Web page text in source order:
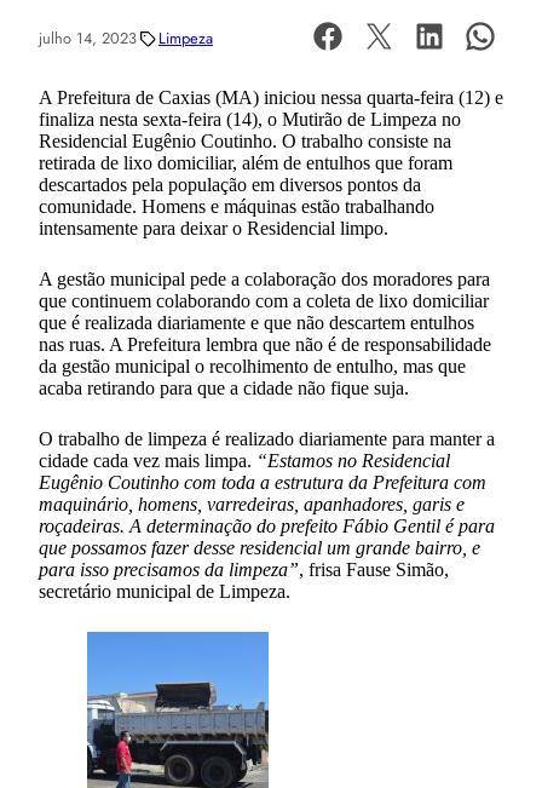
julho 14, 2023 Limpeza
A Prefeitura de Caxias (MA) iniciou nessa quarta-feira (12) e
finaliza nesta sexta-feira (14), o Mutirão de Limpeza no
Residencial Eugênio Coutinho. O trabalho consiste na
retirada de lixo domiciliar, além de entulhos que foram
descartados pela população em diversos pontos da
comunidade. Homens e máquinas estão trabalhando
intensamente para deixar o Residencial limpo.
A gestão municipal pede a colaboração dos moradores para
que continuem colaborando com a coleta de lixo domiciliar
que é realizada diariamente e que não descartem entulhos
nas ruas. A Prefeitura lembra que não é de responsabilidade
da gestão municipal o recolhimento de entulho, mas que
acaba retirando para que a cidade não fique suja.
O trabalho de limpeza é realizado diariamente para manter a
cidade cada vez mais limpa. “Estamos no Residencial
Eugênio Coutinho com toda a estrutura da Prefeitura com
maquinário, homens, varredeiras, apanhadores, garis e
roçadeiras. A determinação do prefeito Fábio Gentil é para
que possamos fazer desse residencial um grande bairro, e
para isso precisamos da limpeza”, frisa Fause Simão,
secretário municipal de Limpeza.